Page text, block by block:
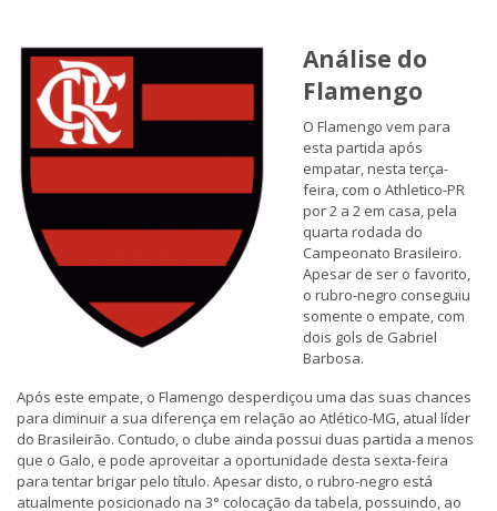
Análise do
Flamengo
O Flamengo vem para
esta partida após
empatar, nesta terça-
feira, com o Athletico-PR
por 2 a 2 em casa, pela
quarta rodada do
Campeonato Brasileiro.
Apesar de ser o favorito,
o rubro-negro conseguiu
somente o empate, com
dois gols de Gabriel
Barbosa.
Após este empate, o Flamengo desperdiçou uma das suas chances
para diminuir a sua diferença em relação ao Atlético-MG, atual líder
do Brasileirão. Contudo, o clube ainda possui duas partida a menos
que o Galo, e pode aproveitar a oportunidade desta sexta-feira
para tentar brigar pelo título. Apesar disto, o rubro-negro está
atualmente posicionado na 3° colocação da tabela, possuindo, ao